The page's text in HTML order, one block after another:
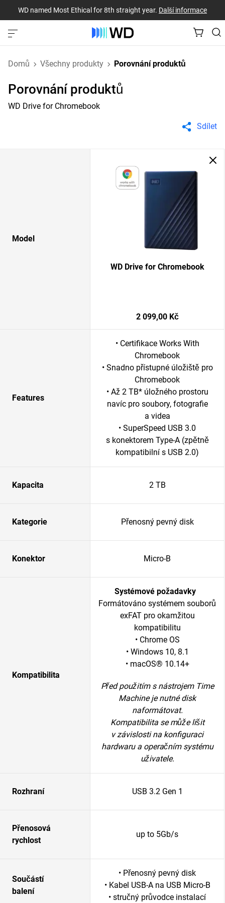
WD named Most Ethical for 8th straight year. Další informace
Domů Všechny produkty Porovnání produktů
Porovnání produktů
WD Drive for Chromebook
Sdílet
Model
WD Drive for Chromebook
2 099,00 Kč
Features
• Certifikace Works With
Chromebook
• Snadno přístupné úložiště pro
Chromebook
• Až 2 TB* úložného prostoru
navíc pro soubory, fotografie
a videa
• SuperSpeed USB 3.0
s konektorem Type-A (zpětně
kompatibilní s USB 2.0)
Kapacita 2 TB
Kategorie Přenosný pevný disk
Konektor Micro-B
Kompatibilita
Systémové požadavky
Formátováno systémem souborů
exFAT pro okamžitou
kompatibilitu
• Chrome OS
• Windows 10, 8.1
• macOS® 10.14+
Před použitím s nástrojem Time
Machine je nutné disk
naformátovat.
Kompatibilita se může lišit
v závislosti na konfiguraci
hardwaru a operačním systému
uživatele.
Rozhraní USB 3.2 Gen 1
Přenosová
rychlost
up to 5Gb/s
Součástí
balení
• Přenosný pevný disk
• Kabel USB-A na USB Micro-B
• stručný průvodce instalací